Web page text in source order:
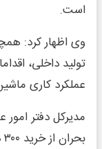
است.
تولید داخلی،
عملکرد کاری
مدیرکل دفتر